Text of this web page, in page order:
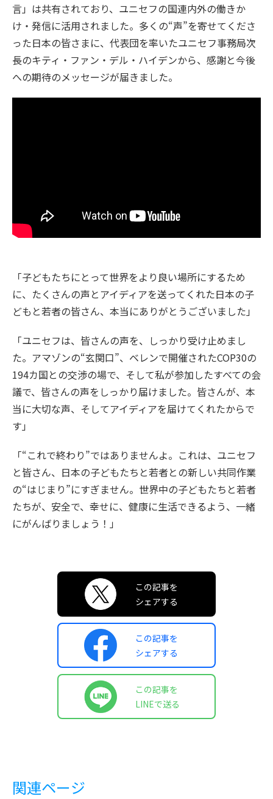
言」は共有されており、ユニセフの国連内外の働きか
け・発信に活用されました。多くの“声”を寄せてくださ
った日本の皆さまに、代表団を率いたユニセフ事務局次
長のキティ・ファン・デル・ハイデンから、感謝と今後
への期待のメッセージが届きました。
「子どもたちにとって世界をより良い場所にするため
に、たくさんの声とアイディアを送ってくれた日本の子
どもと若者の皆さん、本当にありがとうございました」
「ユニセフは、皆さんの声を、しっかり受け止めまし
た。アマゾンの“玄関口”、ベレンで開催されたCOP30の
194カ国との交渉の場で、そして私が参加したすべての会
議で、皆さんの声をしっかり届けました。皆さんが、本
当に大切な声、そしてアイディアを届けてくれたからで
す」
「“これで終わり”ではありませんよ。これは、ユニセフ
と皆さん、日本の子どもたちと若者との新しい共同作業
の“はじまり”にすぎません。世界中の子どもたちと若者
たちが、安全で、幸せに、健康に生活できるよう、一緒
にがんばりましょう！」
この記事を
シェアする
この記事を
シェアする
この記事を
LINEで送る
関連ページ